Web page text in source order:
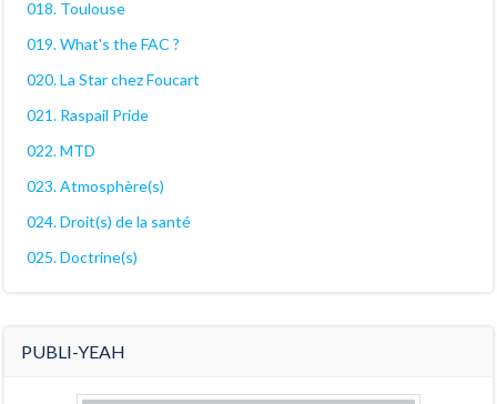
018. Toulouse
019. What's the FAC ?
020. La Star chez Foucart
021. Raspail Pride
022. MTD
023. Atmosphère(s)
024. Droit(s) de la santé
025. Doctrine(s)
PUBLI-YEAH